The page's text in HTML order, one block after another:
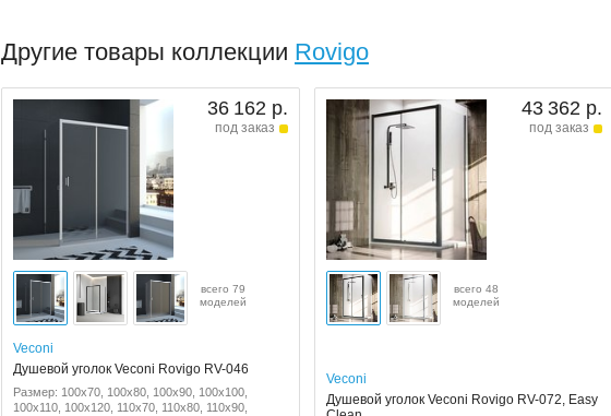
Другие товары коллекции Rovigo
36 162 р.
под заказ
всего 79
моделей
Veconi
Душевой уголок Veconi Rovigo RV-046
Размер: 100x70, 100x80, 100x90, 100x100,
100x110, 100x120, 110x70, 110x80, 110x90,
43 362 р.
под заказ
всего 48
моделей
Veconi
Душевой уголок Veconi Rovigo RV-072, Easy